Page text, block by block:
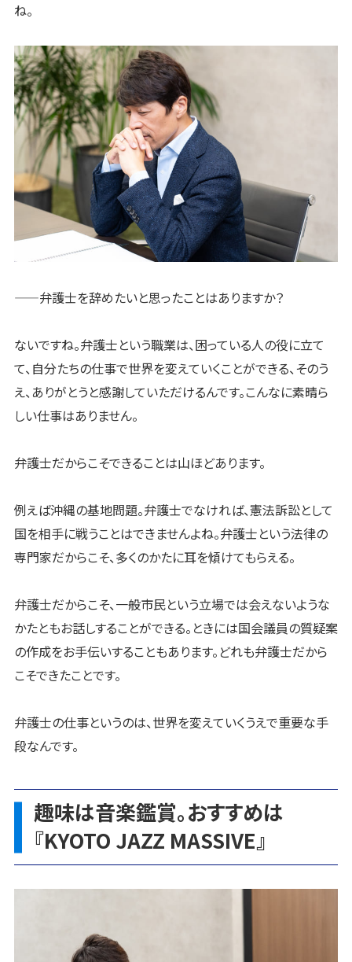
ね。
——弁護士を辞めたいと思ったことはありますか？
ないですね。弁護士という職業は、困っている人の役に立て
て、自分たちの仕事で世界を変えていくことができる、そのう
え、ありがとうと感謝していただけるんです。こんなに素晴ら
しい仕事はありません。
弁護士だからこそできることは山ほどあります。
例えば沖縄の基地問題。弁護士でなければ、憲法訴訟として
国を相手に戦うことはできませんよね。弁護士という法律の
専門家だからこそ、多くのかたに耳を傾けてもらえる。
弁護士だからこそ、一般市民という立場では会えないような
かたともお話しすることができる。ときには国会議員の質疑案
の作成をお手伝いすることもあります。どれも弁護士だから
こそできたことです。
弁護士の仕事というのは、世界を変えていくうえで重要な手
段なんです。
趣味は音楽鑑賞。おすすめは
『KYOTO JAZZ MASSIVE』